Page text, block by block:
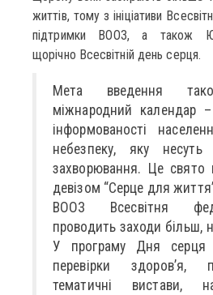
життів, тому з ініціативи
підтримки ВООЗ, а також
щорічно Всесвітній день серця.
Мета введення
міжнародний календар
інформованості
небезпеку, яку несуть
захворювання. Це свято
девізом “Серце для
ВООЗ Всесвітня
проводить заходи більш,
У програму Дня серця
перевірки здоров’я,
тематичні вистави,